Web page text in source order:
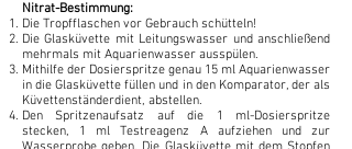
Nitrat-Bestimmung:
Die Tropfflaschen vor Gebrauch schütteln!
Die Glasküvette mit Leitungswasser und anschließend
mehrmals mit Aquarienwasser ausspülen.
Mithilfe der Dosierspritze genau 15 ml Aquarienwasser
in die Glasküvette füllen und in den Komparator, der als
Küvettenständerdient, abstellen.
Den Spritzenaufsatz auf die 1 ml-Dosierspritze
stecken, 1 ml Testreagenz A aufziehen und zur